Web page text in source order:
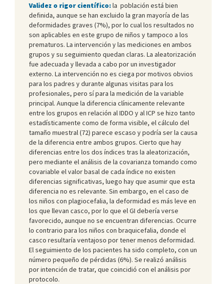
Validez o rigor científico:la población está bien
definida, aunque se han excluido la gran mayoría de las
deformidades graves (7%), por lo cual los resultados no
son aplicables en este grupo de niños y tampoco a los
prematuros. La intervención y las mediciones en ambos
grupos y su seguimiento quedan claras. La aleatorización
fue adecuada y llevada a cabo por un investigador
externo. La intervención no es ciega por motivos obvios
para los padres y durante algunas visitas para los
profesionales, pero sí para la medición de la variable
principal. Aunque la diferencia clínicamente relevante
entre los grupos en relación al IDDO y al ICP se hizo tanto
estadísticamente como de forma visible, el cálculo del
tamaño muestral (72) parece escaso y podría ser la causa
de la diferencia entre ambos grupos. Cierto que hay
diferencias entre los dos índices tras la aleatorización,
pero mediante el análisis de la covarianza tomando como
covariable el valor basal de cada índice no existen
diferencias significativas, luego hay que asumir que esta
diferencia no es relevante. Sin embargo, en el caso de
los niños con plagiocefalia, la deformidad es más leve en
los que llevan casco, por lo que el GI debería verse
favorecido, aunque no se encuentran diferencias. Ocurre
lo contrario para los niños con braquicefalia, donde el
casco resultaría ventajoso por tener menos deformidad.
El seguimiento de los pacientes ha sido completo, con un
número pequeño de pérdidas (6%). Se realizó análisis
por intención de tratar, que coincidió con el análisis por
protocolo.